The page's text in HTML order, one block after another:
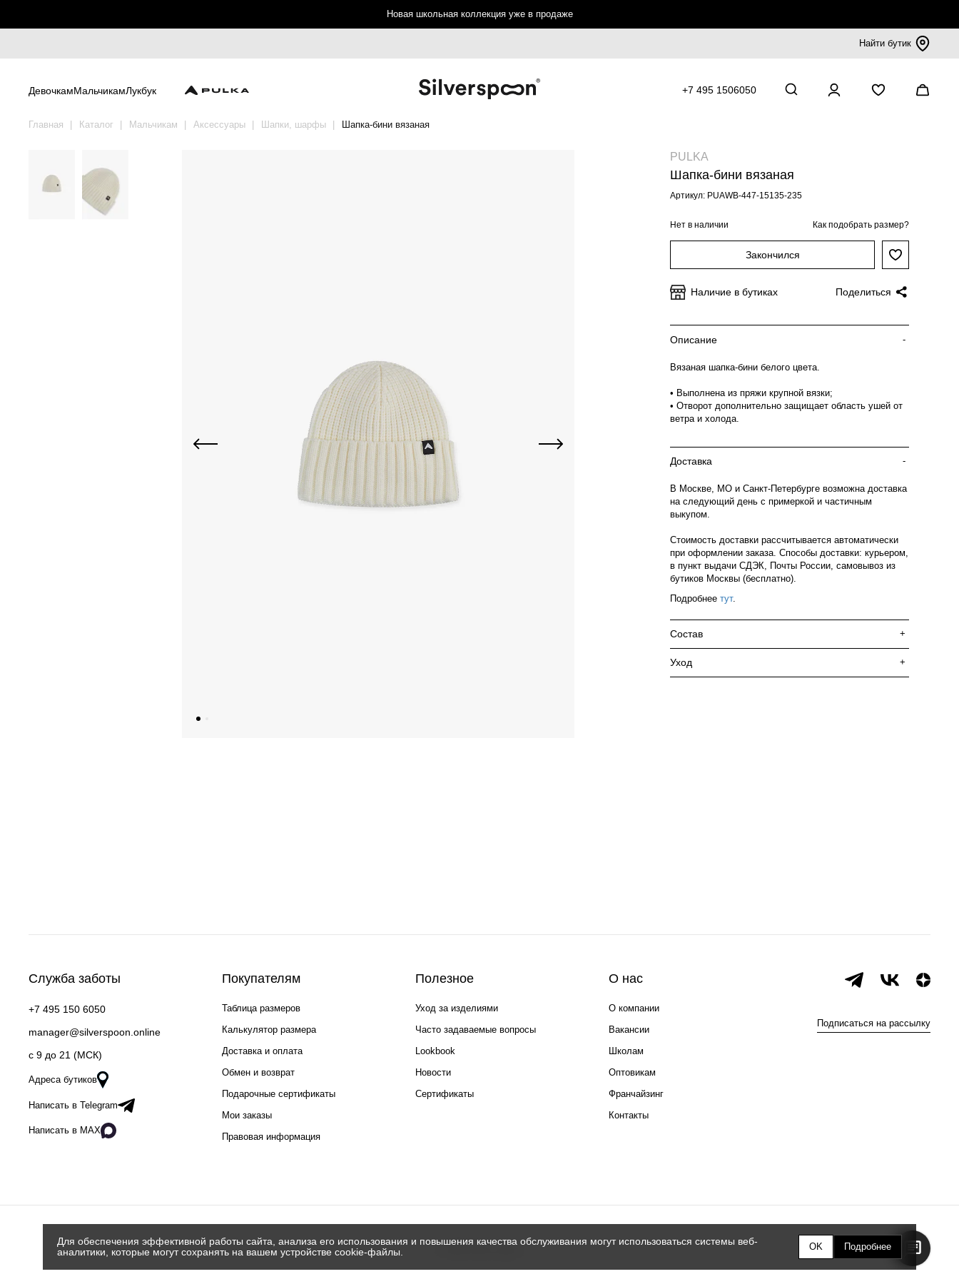
Новая школьная коллекция уже в продаже
Найти бутик
ДевочкамМальчикамЛукбук +7 495 1506050
Главная Каталог Мальчикам Аксессуары Шапки, шарфы Шапка-бини вязаная
PULKA
Шапка-бини вязаная
Артикул: PUAWB-447-15135-235
Нет в наличии Как подобрать размер?
Закончился
Наличие в бутиках Поделиться
Описание -
Вязаная шапка-бини белого цвета.
• Выполнена из пряжи крупной вязки;
• Отворот дополнительно защищает область ушей от
ветра и холода.
Доставка -
В Москве, МО и Санкт-Петербурге возможна доставка
на следующий день с примеркой и частичным
выкупом.
Стоимость доставки рассчитывается автоматически
при оформлении заказа. Способы доставки: курьером,
в пункт выдачи СДЭК, Почты России, самовывоз из
бутиков Москвы (бесплатно).
Подробнее тут.
Состав +
Уход +
Служба заботы
+7 495 150 6050
manager@silverspoon.online
c 9 до 21 (МСК)
Адреса бутиков
Написать в Telegram
Написать в MAX
Покупателям
Таблица размеров
Калькулятор размера
Доставка и оплата
Обмен и возврат
Подарочные сертификаты
Мои заказы
Правовая информация
Полезное
Уход за изделиями
Часто задаваемые вопросы
Lookbook
Новости
Сертификаты
О нас
О компании
Вакансии
Школам
Оптовикам
Франчайзинг
Контакты
Подписаться на рассылку
Для обеспечения эффективной работы сайта, анализа его использования и повышения качества обслуживания могут использоваться системы веб-
аналитики, которые могут сохранять на вашем устройстве cookie-файлы.
OK Подробнее